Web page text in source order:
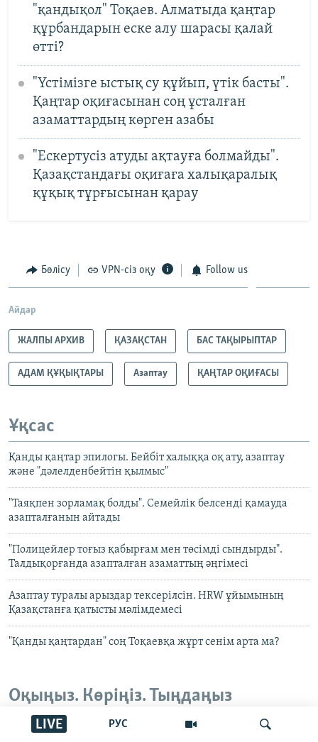
РУС
LIVE
"қандықол" Тоқаев. Алматыда қаңтар
құрбандарын еске алу шарасы қалай
өтті?
"Үстімізге ыстық су құйып, үтік басты".
Қаңтар оқиғасынан соң ұсталған
азаматтардың көрген азабы
"Ескертусіз атуды ақтауға болмайды".
Қазақстандағы оқиғаға халықаралық
құқық тұрғысынан қарау
Бөлісу VPN-сіз оқу Follow us
Айдар
ЖАЛПЫ АРХИВ ҚАЗАҚСТАН БАС ТАҚЫРЫПТАР
АДАМ ҚҰҚЫҚТАРЫ Азаптау ҚАҢТАР ОҚИҒАСЫ
Ұқсас
Қанды қаңтар эпилогы. Бейбіт халыққа оқ ату, азаптау
және "дәлелденбейтін қылмыс"
"Таяқпен зорламақ болды". Семейлік белсенді қамауда
азапталғанын айтады
"Полицейлер тоғыз қабырғам мен төсімді сындырды".
Талдықорғанда азапталған азаматтың әңгімесі
Азаптау туралы арыздар тексерілсін. HRW ұйымының
Қазақстанға қатысты мәлімдемесі
"Қанды қаңтардан" соң Тоқаевқа жұрт сенім арта ма?
Оқыңыз. Көріңіз. Тыңдаңыз